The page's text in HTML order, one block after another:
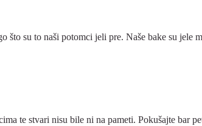
što su to naši potomci jeli pre. Naše bake su
te stvari nisu bile ni na pameti. Pokušajte bar